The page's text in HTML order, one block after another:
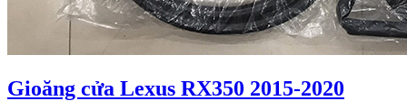
Gioăng cửa Lexus RX350 2015-2020